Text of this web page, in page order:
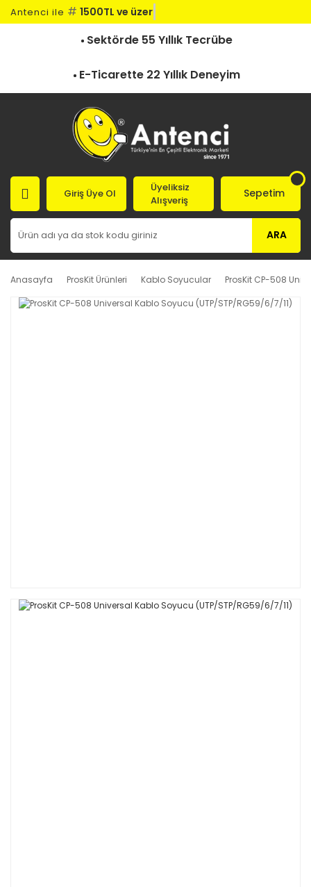
Antenci ile # 1500TL ve üzeri
Sektörde 55 Yıllık Tecrübe
E-Ticarette 22 Yıllık Deneyim
ARA
Giriş Üye Ol
Üyeliksiz
Alışveriş
Sepetim
Anasayfa ProsKit Ürünleri Kablo Soyucular ProsKit CP-508